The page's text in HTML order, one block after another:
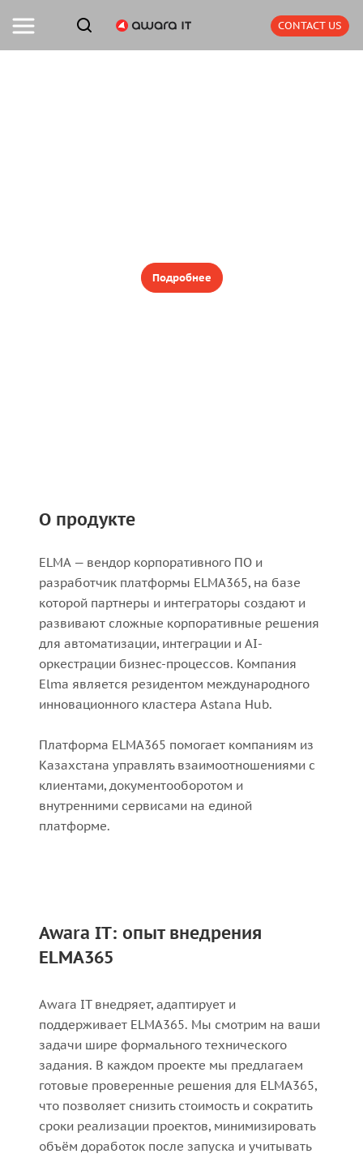
CONTACT US
Подробнее
О продукте
ELMA — вендор корпоративного ПО и
разработчик платформы ELMA365, на базе
которой партнеры и интеграторы создают и
развивают сложные корпоративные решения
для автоматизации, интеграции и AI-
оркестрации бизнес-процессов. Компания
Elma является резидентом международного
инновационного кластера Astana Hub.
Платформа ELMA365 помогает компаниям из
Казахстана управлять взаимоотношениями с
клиентами, документооборотом и
внутренними сервисами на единой
платформе.
Awara IT: опыт внедрения
ELMA365
Awara IT внедряет, адаптирует и
поддерживает ELMA365. Мы смотрим на ваши
задачи шире формального технического
задания. В каждом проекте мы предлагаем
готовые проверенные решения для ELMA365,
что позволяет снизить стоимость и сократить
сроки реализации проектов, минимизировать
объём доработок после запуска и учитывать